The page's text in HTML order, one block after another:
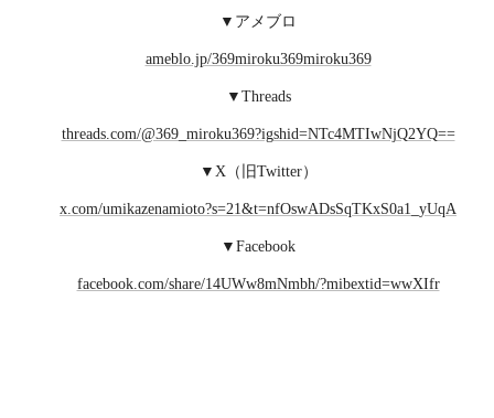
▼アメブロ
ameblo.jp/369miroku369miroku369
▼Threads
threads.com/@369_miroku369?igshid=NTc4MTIwNjQ2YQ==
▼X（旧Twitter）
x.com/umikazenamioto?s=21&t=nfOswADsSqTKxS0a1_yUqA
▼Facebook
facebook.com/share/14UWw8mNmbh/?mibextid=wwXIfr